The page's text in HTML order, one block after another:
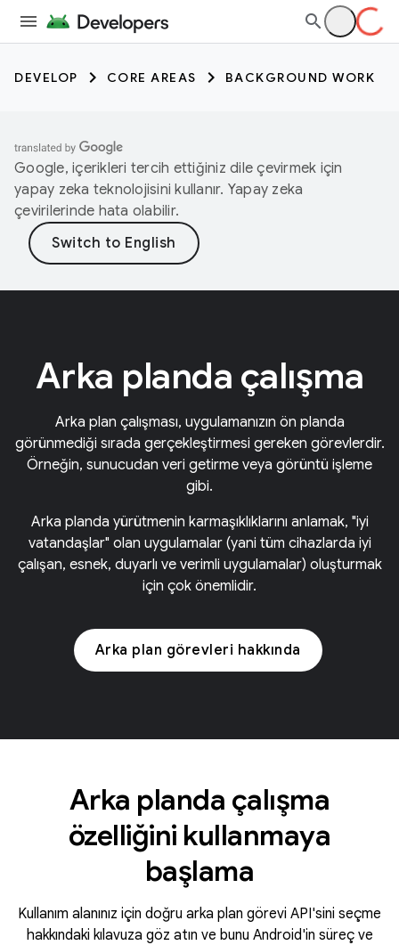
DEVELOP CORE AREAS BACKGROUND WORK
Google, içerikleri tercih ettiğiniz dile çevirmek için
yapay zeka teknolojisini kullanır. Yapay zeka
çevirilerinde hata olabilir.
Arka planda çalışma
Arka plan çalışması, uygulamanızın ön planda
görünmediği sırada gerçekleştirmesi gereken görevlerdir.
Örneğin, sunucudan veri getirme veya görüntü işleme
gibi.
Arka planda yürütmenin karmaşıklıklarını anlamak, "iyi
vatandaşlar" olan uygulamalar (yani tüm cihazlarda iyi
çalışan, esnek, duyarlı ve verimli uygulamalar) oluşturmak
için çok önemlidir.
Arka plan görevleri hakkında
Arka planda çalışma
özelliğini kullanmaya
başlama
Kullanım alanınız için doğru arka plan görevi API'sini seçme
hakkındaki kılavuza göz atın ve bunu Android'in süreç ve